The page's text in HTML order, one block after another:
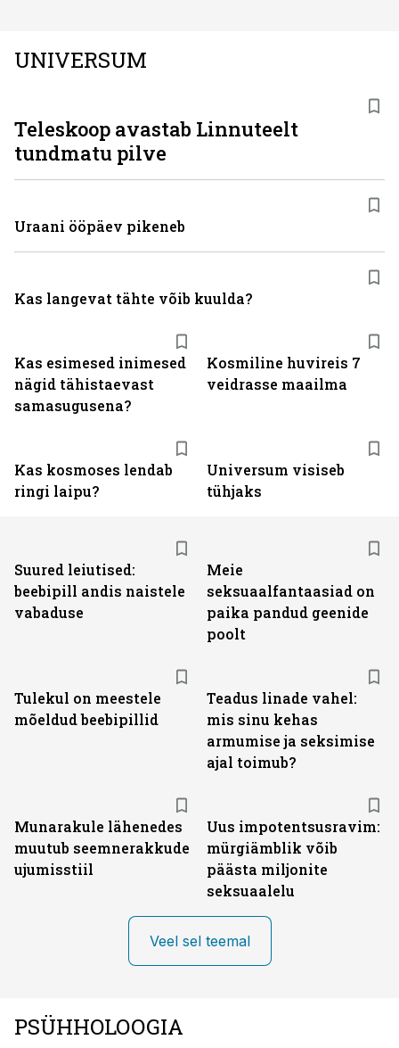
UNIVERSUM
Kas esimesed inimesed
nägid tähistaevast
samasugusena?
Kosmiline huvireis 7
veidrasse maailma
Kas kosmoses lendab
ringi laipu?
Universum visiseb
tühjaks
Teleskoop avastab Linnuteelt
tundmatu pilve
Uraani ööpäev pikeneb
Kas langevat tähte võib kuulda?
Suured leiutised:
beebipill andis naistele
vabaduse
Meie
seksuaalfantaasiad on
paika pandud geenide
poolt
Tulekul on meestele
mõeldud beebipillid
Teadus linade vahel:
mis sinu kehas
armumise ja seksimise
ajal toimub?
Munarakule lähenedes
muutub seemnerakkude
ujumisstiil
Uus impotentsusravim:
mürgiämblik võib
päästa miljonite
seksuaalelu
Veel sel teemal
PSÜHHOLOOGIA